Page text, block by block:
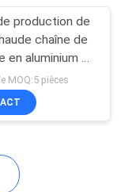
production de
chaîne de
en aluminium de
taille faite
MOQ:5 pièces